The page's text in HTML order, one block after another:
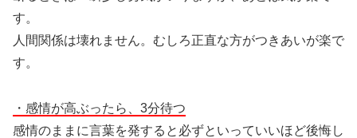
す。
人間関係は壊れません。むしろ正直な方がつきあいが楽で
す。
・感情が高ぶったら、3分待つ
感情のままに言葉を発すると必ずといっていいほど後悔し